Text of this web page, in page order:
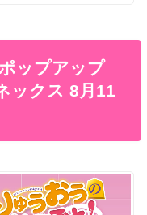
ップアップ
ックス 8月11